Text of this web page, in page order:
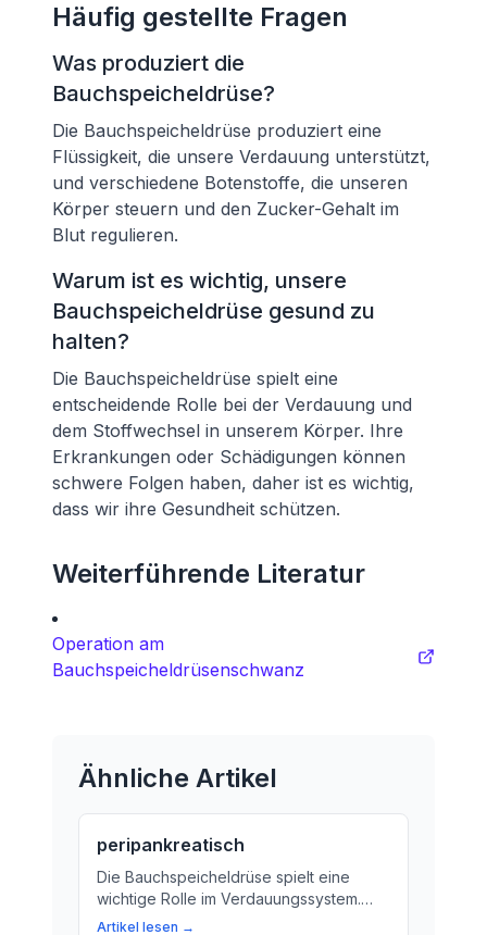
Häufig gestellte Fragen
Was produziert die
Bauchspeicheldrüse?
Die Bauchspeicheldrüse produziert eine
Flüssigkeit, die unsere Verdauung unterstützt,
und verschiedene Botenstoffe, die unseren
Körper steuern und den Zucker-Gehalt im
Blut regulieren.
Warum ist es wichtig, unsere
Bauchspeicheldrüse gesund zu
halten?
Die Bauchspeicheldrüse spielt eine
entscheidende Rolle bei der Verdauung und
dem Stoffwechsel in unserem Körper. Ihre
Erkrankungen oder Schädigungen können
schwere Folgen haben, daher ist es wichtig,
dass wir ihre Gesundheit schützen.
Weiterführende Literatur
Operation am
Bauchspeicheldrüsenschwanz
Ähnliche Artikel
peripankreatisch
Die Bauchspeicheldrüse spielt eine
wichtige Rolle im Verdauungssystem.
Aber was bedeutet der Begriff
Artikel lesen →